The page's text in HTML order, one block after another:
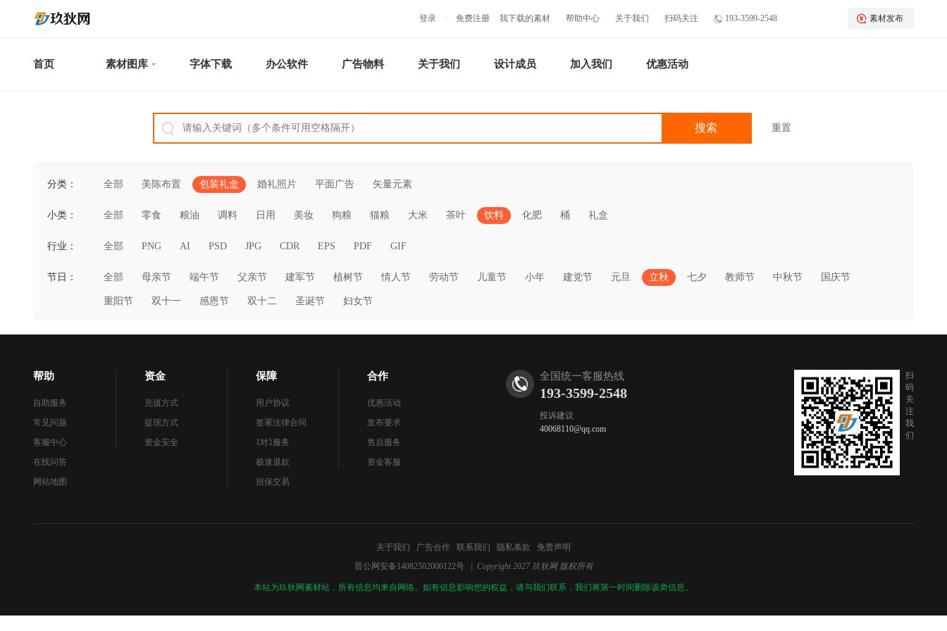
素材发布
193-3599-2548
我下载的素材 帮助中心 关于我们 扫码关注
登录 免费注册
首页 素材图库 字体下载 办公软件 广告物料 关于我们 设计成员 加入我们 优惠活动
重置
分类： 全部 美陈布置 包装礼盒 婚礼照片 平面广告 矢量元素
小类： 全部 零食 粮油 调料 日用 美妆 狗粮 猫粮 大米 茶叶 饮料 化肥 桶 礼盒
行业： 全部 PNG AI PSD JPG CDR EPS PDF GIF
节日： 全部 母亲节 端午节 父亲节 建军节 植树节 情人节 劳动节 儿童节 小年 建党节 元旦 立秋 七夕 教师节 中秋节 国庆节
重阳节 双十一 感恩节 双十二 圣诞节 妇女节
帮助
自助服务
常见问题
客服中心
在线问答
网站地图
资金
充值方式
提现方式
资金安全
保障
用户协议
签署法律合同
1对1服务
极速退款
担保交易
合作
优惠活动
发布要求
售后服务
资金客服
全国统一客服热线
193-3599-2548
投诉建议
40068110@qq.com
扫
码
关
注
我
们
关于我们 广告合作 联系我们 隐私条款
免责声明
晋公网安备14082502000122号
| Copyright 2027 玖狄网 版权所有
本站为玖狄网素材站，所有信息均来自网络。如有信息影响您的权益，请与我们联系，我们将第一时间删除该类信息。